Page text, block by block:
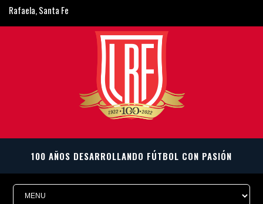
Rafaela, Santa Fe
ligarafaelina@gmail.com